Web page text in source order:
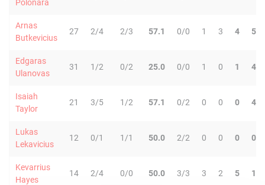
Polonara
Arnas
Butkevicius
27 2/4 2/3 57.1 0/0 1 3 4 5
Edgaras
Ulanovas
31 1/2 0/2 25.0 0/0 1 0 1 4
Isaiah
Taylor
21 3/5 1/2 57.1 0/2 0 0 0 4
Lukas
Lekavicius
12 0/1 1/1 50.0 2/2 0 0 0 0
Kevarrius
Hayes
14 2/4 0/0 50.0 3/3 3 2 5 1